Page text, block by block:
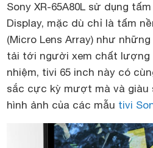
Sony XR-65A80L sử dụng
Display, mặc dù chỉ là tấm
(Micro Lens Array) như
tải tới người xem chất lượng
nhiệm, tivi 65 inch này có
sắc cực kỳ mượt mà và
hình ảnh của các mẫu tivi